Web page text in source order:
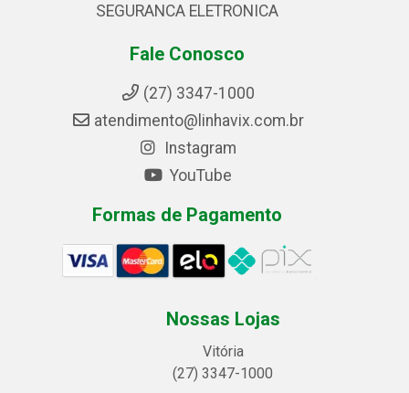
SEGURANCA ELETRONICA
Fale Conosco
(27) 3347-1000
atendimento@linhavix.com.br
Instagram
YouTube
Formas de Pagamento
Nossas Lojas
Vitória
(27) 3347-1000